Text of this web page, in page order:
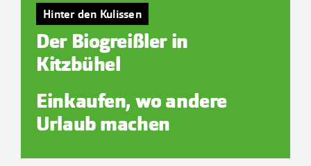
Hinter den Kulissen
Der Biogreißler in
Kitzbühel
Einkaufen, wo andere
Urlaub machen